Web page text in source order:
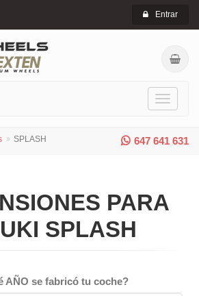
Entrar
Toggle
647 641 631
SPLASH
PARA
SPLASH
AÑO se fabricó tu coche?